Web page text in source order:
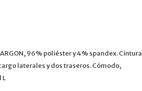
96% poliéster y 4% spandex. Cintura
laterales y dos traseros. Cómodo,
L